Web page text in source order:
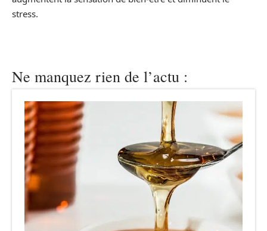
stress.
Ne manquez rien de l’actu :